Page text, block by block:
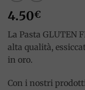
4.50€
La Pasta GLUTEN
alta qualità,
in oro.
Con i nostri